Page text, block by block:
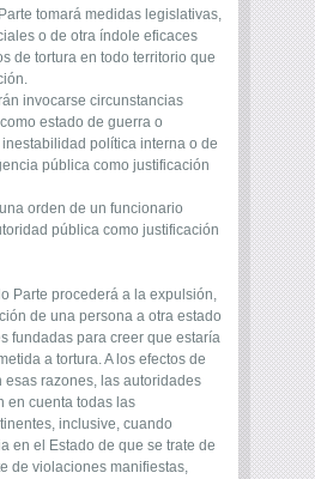
tomará medidas legislativas,
o de otra índole eficaces
de tortura en todo territorio que
invocarse circunstancias
estado de guerra o
política interna o de
pública como justificación
orden de un funcionario
pública como justificación
Parte procederá a la expulsión,
de una persona a otra estado
fundadas para creer que estaría
a tortura. A los efectos de
esas razones, las autoridades
en cuenta todas las
inclusive, cuando
en el Estado de que se trate de
de violaciones manifiestas,